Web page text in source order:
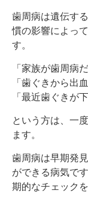
歯周病は遺伝す
慣の影響によっ
す。
「家族が歯周病
「歯ぐきから出
「最近歯ぐきが
という方は、一
ます。
歯周病は早期発
ができる病気で
期的なチェック